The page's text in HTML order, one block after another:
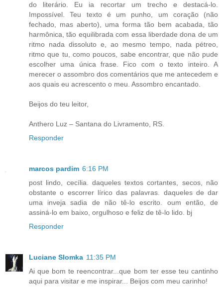
do literário. Eu ia recortar um trecho e destacá-lo.
Impossível. Teu texto é um punho, um coração (não
fechado, mas aberto), uma forma tão bem acabada, tão
harmônica, tão equilibrada com essa liberdade dona de um
ritmo nada dissoluto e, ao mesmo tempo, nada pétreo,
ritmo que tu, como poucos, sabe encontrar, que não pude
escolher uma única frase. Fico com o texto inteiro. A
merecer o assombro dos comentários que me antecedem e
aos quais eu acrescento o meu. Assombro encantado.
Beijos do teu leitor,
Anthero Luz – Santana do Livramento, RS.
Responder
marcos pardim 6:16 PM
post lindo, cecília. daqueles textos cortantes, secos, não
obstante o escorrer lírico das palavras. daqueles de dar
uma inveja sadia de não tê-lo escrito. oum então, de
assiná-lo em baixo, orgulhoso e feliz de tê-lo lido. bj
Responder
Luciane Slomka 11:35 PM
Ai que bom te reencontrar...que bom ter esse teu cantinho
aqui para visitar e me inspirar... Beijos com meu carinho!